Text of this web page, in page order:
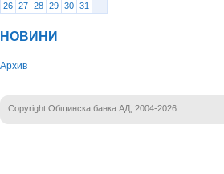
26 27 28 29 30 31
НОВИНИ
Архив
Copyright Общинска банка АД, 2004-2026